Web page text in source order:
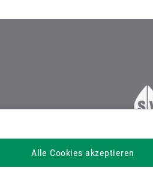
Alle Cookies akzeptieren
Österreichische
Dachverband der